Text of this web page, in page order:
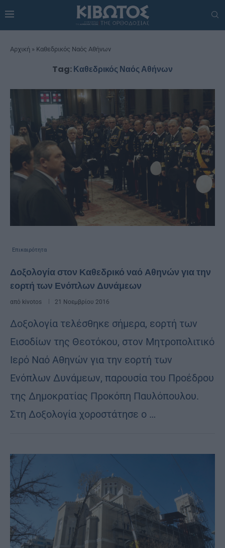
Αρχική » Καθεδρικός Ναός Αθήνων
Tag:Καθεδρικός Ναός Αθήνων
Επικαιρότητα
Δοξολογία στον Καθεδρικό ναό Αθηνών για την
εορτή των Ενόπλων Δυνάμεων
από kivotos 21 Νοεμβρίου 2016
Δοξολογία τελέσθηκε σήμερα, εορτή των
Εισοδίων της Θεοτόκου, στον Μητροπολιτικό
Ιερό Ναό Αθηνών για την εορτή των
Ενόπλων Δυνάμεων, παρουσία του Προέδρου
της Δημοκρατίας Προκόπη Παυλόπουλου.
Στη Δοξολογία χοροστάτησε ο …